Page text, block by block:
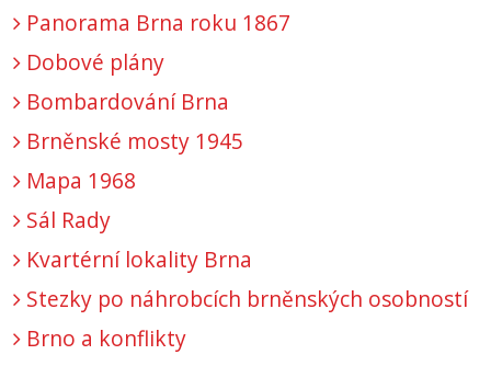
Panorama Brna roku 1867
Dobové plány
Bombardování Brna
Brněnské mosty 1945
Mapa 1968
Sál Rady
Kvartérní lokality Brna
Stezky po náhrobcích brněnských osobností
Brno a konflikty